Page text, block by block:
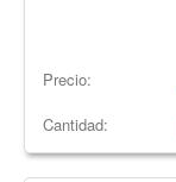
Precio:
Cantidad: